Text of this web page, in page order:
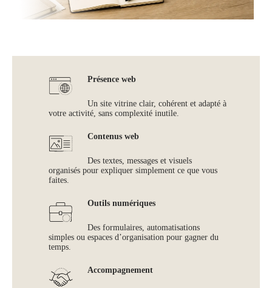
Présence web
Un site vitrine clair, cohérent et adapté à
votre activité, sans complexité inutile.
Contenus web
Des textes, messages et visuels
organisés pour expliquer simplement ce que vous
faites.
Outils numériques
Des formulaires, automatisations
simples ou espaces d’organisation pour gagner du
temps.
Accompagnement